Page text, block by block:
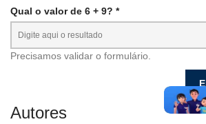
Qual o valor de 6 + 9? *
Precisamos validar o formulário.
Autores